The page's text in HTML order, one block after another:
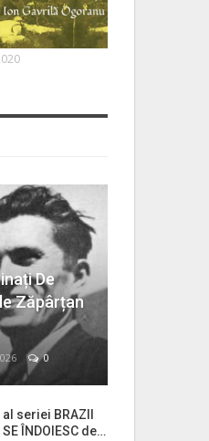
De
Zăpârțan
0
seriei BRAZII
SE ÎNDOIESC de…